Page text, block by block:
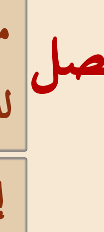
مستمر
للآيات